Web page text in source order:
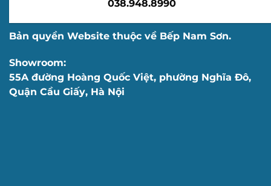
038.948.8990
Bản quyền Website thuộc về Bếp Nam Sơn.
Showroom:
55A đường Hoàng Quốc Việt, phường Nghĩa Đô,
Quận Cầu Giấy, Hà Nội